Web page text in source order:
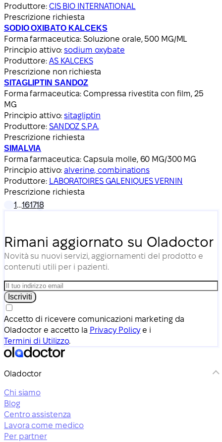
Produttore: CIS BIO INTERNATIONAL
Prescrizione richiesta
SODIO OXIBATO KALCEKS
Forma farmaceutica: Soluzione orale, 500 MG/ML
Principio attivo:sodium oxybate
Produttore: AS KALCEKS
Prescrizione non richiesta
SITAGLIPTIN SANDOZ
Forma farmaceutica: Compressa rivestita con film, 25
MG
Principio attivo:sitagliptin
Produttore: SANDOZ S.P.A.
Prescrizione richiesta
SIMALVIA
Forma farmaceutica: Capsula molle, 60 MG/300 MG
Principio attivo:alverine, combinations
Produttore: LABORATOIRES GALENIQUES VERNIN
Prescrizione richiesta
1…161718
Rimani aggiornato su Oladoctor
Novità su nuovi servizi, aggiornamenti del prodotto e
contenuti utili per i pazienti.
Iscriviti
Accetto di ricevere comunicazioni marketing da
Oladoctor e accetto la Privacy Policye i
Termini di Utilizzo.
Oladoctor
Chi siamo
Blog
Centro assistenza
Lavora come medico
Per partner